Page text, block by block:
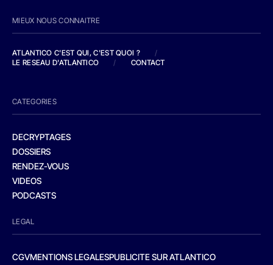
MIEUX NOUS CONNAITRE
ATLANTICO C'EST QUI, C'EST QUOI ?
/
LE RESEAU D'ATLANTICO
/ CONTACT
CATEGORIES
DECRYPTAGES
DOSSIERS
RENDEZ-VOUS
VIDEOS
PODCASTS
LEGAL
CGVMENTIONS LEGALESPUBLICITE SUR ATLANTICO